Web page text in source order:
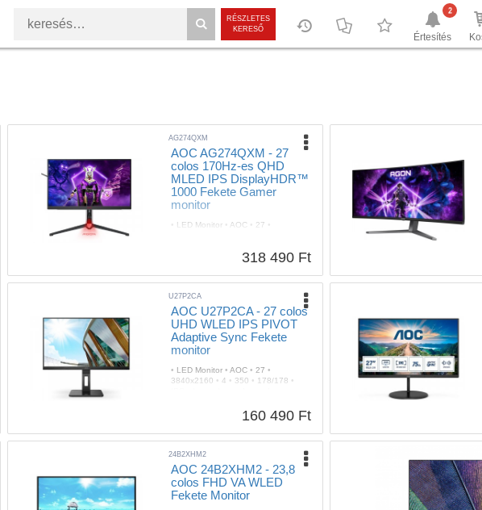
RÉSZLETES
KERESŐ
Értesítés
2
AG274QXM
AOC AG274QXM - 27
colos 170Hz-es QHD
MLED IPS DisplayHDR™
1000 Fekete Gamer
monitor
LED Monitor AOC 27
• Fekete •
318 490 Ft
U27P2CA
AOC U27P2CA - 27 colos
UHD WLED IPS PIVOT
Adaptive Sync Fekete
monitor
• LED Monitor • AOC • 27 •
3840x2160 • 4 • 350 • 178/178 •
160 490 Ft
24B2XHM2
AOC 24B2XHM2 - 23,8
colos FHD VA WLED
Fekete Monitor